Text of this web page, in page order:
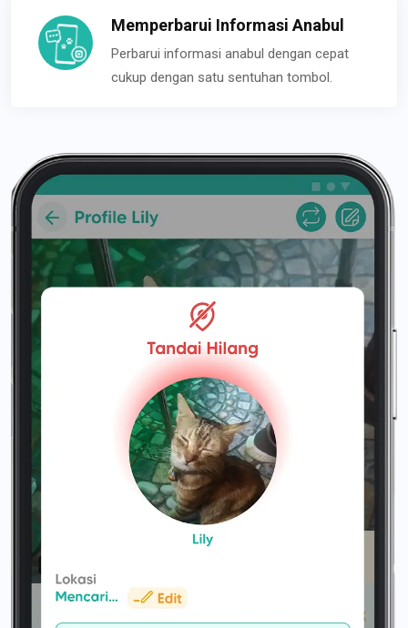
Memperbarui Informasi Anabul
Perbarui informasi anabul dengan cepat
cukup dengan satu sentuhan tombol.